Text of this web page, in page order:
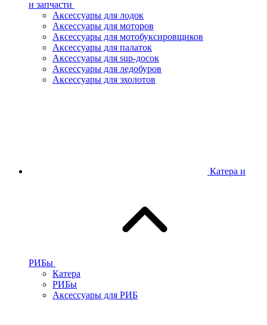
и запчасти
Аксессуары для лодок
Аксессуары для моторов
Аксессуары для мотобуксировщиков
Аксессуары для палаток
Аксессуары для sup-досок
Аксессуары для ледобуров
Аксессуары для эхолотов
Катера и
РИБы
Катера
РИБы
Аксессуары для РИБ